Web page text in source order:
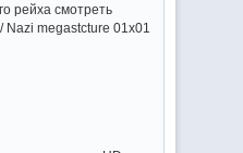
рейха смотреть
megastcture 01х01